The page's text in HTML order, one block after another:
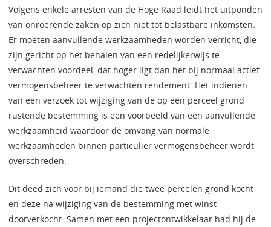
Volgens enkele arresten van de Hoge Raad leidt het uitponden
van onroerende zaken op zich niet tot belastbare inkomsten.
Er moeten aanvullende werkzaamheden worden verricht, die
zijn gericht op het behalen van een redelijkerwijs te
verwachten voordeel, dat hoger ligt dan het bij normaal actief
vermogensbeheer te verwachten rendement. Het indienen
van een verzoek tot wijziging van de op een perceel grond
rustende bestemming is een voorbeeld van een aanvullende
werkzaamheid waardoor de omvang van normale
werkzaamheden binnen particulier vermogensbeheer wordt
overschreden.
Dit deed zich voor bij iemand die twee percelen grond kocht
en deze na wijziging van de bestemming met winst
doorverkocht. Samen met een projectontwikkelaar had hij de